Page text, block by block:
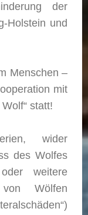
der
Holstein und
Menschen –
mit
statt!
wider
des Wolfes
oder weitere
von Wölfen